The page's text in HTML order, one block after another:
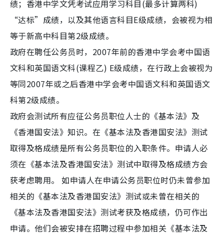
绩；香港中学文凭考试应用学习科目(最多计算两科)
“达标”成绩，以及其他语言科目E级成绩，会被视为相
等于新高中科目第2级成绩。
政府在聘任公务员时，2007年前的香港中学会考中国语
文科和英国语文科(课程乙) E级成绩，在行政上会被视为
等同2007年或之后香港中学会考中国语文科和英国语文
科第2级成绩。
政府会测试所有应征公务员职位人士的《基本法》及
《香港国安法》知识。在《基本法及香港国安法》测试
取得及格成绩是所有公务员职位的入职条件。申请人必
须在《基本法及香港国安法》测试中取得及格成绩方会
获考虑聘用。 如申请人在申请公务员职位时仍未曾参加
相关的《基本法及香港国安法》测试或未曾在相关的
《基本法及香港国安法》测试考获及格成绩，仍可作出
申请。他们会被安排在招聘过程中参加相关《基本法及